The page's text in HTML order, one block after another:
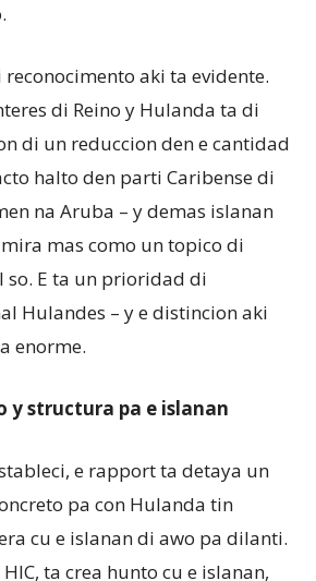
reconocimento aki ta evidente.
di Reino y Hulanda ta di
di un reduccion den e cantidad
halto den parti Caribense di
na Aruba – y demas islanan
mas como un topico di
so. E ta un prioridad di
Hulandes – y e distincion aki
enorme.
y structura pa e islanan
e rapport ta detaya un
pa con Hulanda tin
cu e islanan di awo pa dilanti.
ta crea hunto cu e islanan,